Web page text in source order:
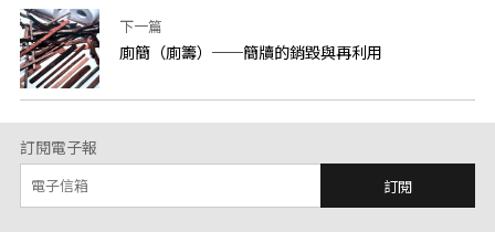
下一篇
廁簡（廁籌）──簡牘的銷毀與再利用
訂閱電子報
訂閱